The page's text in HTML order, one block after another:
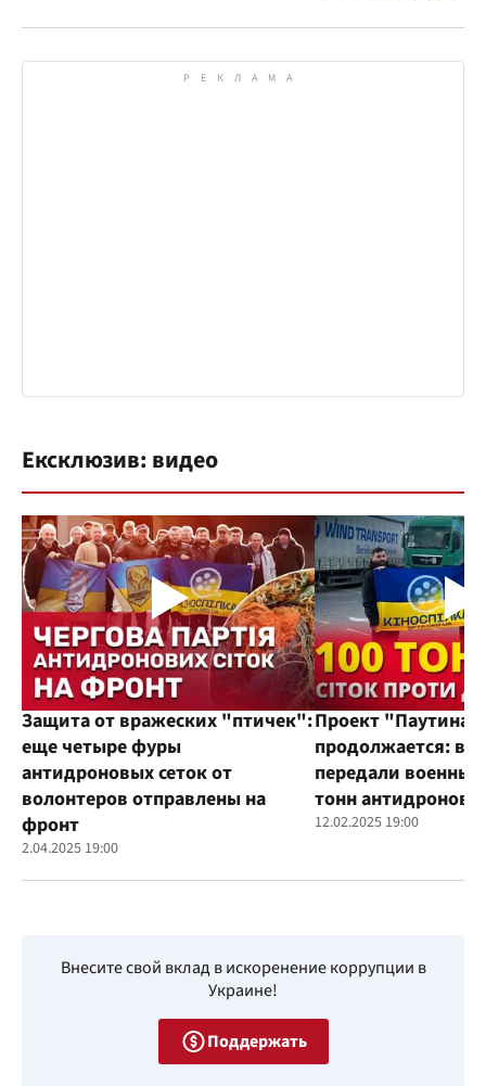
Ексклюзив: видео
Защита от вражеских "птичек":
еще четыре фуры
антидроновых сеток от
волонтеров отправлены на
фронт
2.04.2025 19:00
Проект "Паутина"
продолжается:
передали
тонн
12.02.2025 19:00
Внесите свой вклад в искоренение коррупции в
Украине!
Поддержать